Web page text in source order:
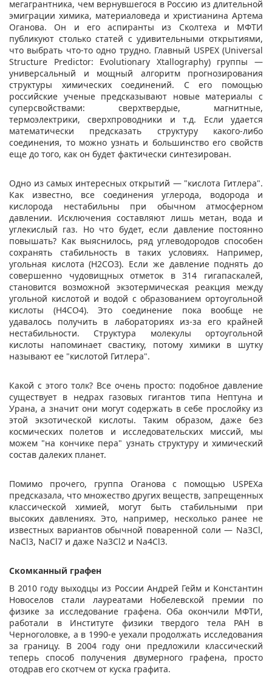
мегагрантника, чем вернувшегося в Россию из длительной
эмиграции химика, материаловеда и христианина Артема
Оганова. Он и его аспиранты из Сколтеха и МФТИ
публикуют столько статей с удивительными открытиями,
что выбрать что-то одно трудно. Главный USPEX (Universal
Structure Predictor: Evolutionary Xtallography) группы —
универсальный и мощный алгоритм прогнозирования
структуры химических соединений. С его помощью
российские ученые предсказывают новые материалы с
суперсвойствами: сверхтвердые, магнитные,
термоэлектрики, сверхпроводники и т.д. Если удается
математически предсказать структуру какого-либо
соединения, то можно узнать и большинство его свойств
еще до того, как он будет фактически синтезирован.
Одно из самых интересных открытий — "кислота Гитлера".
Как известно, все соединения углерода, водорода и
кислорода нестабильны при обычном атмосферном
давлении. Исключения составляют лишь метан, вода и
углекислый газ. Но что будет, если давление постоянно
повышать? Как выяснилось, ряд углеводородов способен
сохранять стабильность в таких условиях. Например,
угольная кислота (H2CO3). Если же давление поднять до
совершенно чудовищных отметок в 314 гигапаскалей,
становится возможной экзотермическая реакция между
угольной кислотой и водой с образованием ортоугольной
кислоты (H4CO4). Это соединение пока вообще не
удавалось получить в лабораториях из-за его крайней
нестабильности. Структура молекулы ортоугольной
кислоты напоминает свастику, потому химики в шутку
называют ее "кислотой Гитлера".
Какой с этого толк? Все очень просто: подобное давление
существует в недрах газовых гигантов типа Нептуна и
Урана, а значит они могут содержать в себе прослойку из
этой экзотической кислоты. Таким образом, даже без
космических полетов и исследовательских миссий, мы
можем "на кончике пера" узнать структуру и химический
состав далеких планет.
Помимо прочего, группа Оганова с помощью USPEXа
предсказала, что множество других веществ, запрещенных
классической химией, могут быть стабильными при
высоких давлениях. Это, например, несколько ранее не
известных вариантов обычной поваренной соли — Na3Cl,
NaCl3, NaCl7 и даже Na3Cl2 и Na4Cl3.
Скомканный графен
В 2010 году выходцы из России Андрей Гейм и Константин
Новоселов стали лауреатами Нобелевской премии по
физике за исследование графена. Оба окончили МФТИ,
работали в Институте физики твердого тела РАН в
Черноголовке, а в 1990-е уехали продолжать исследования
за границу. В 2004 году они предложили классический
теперь способ получения двумерного графена, просто
отодрав его скотчем от куска графита.